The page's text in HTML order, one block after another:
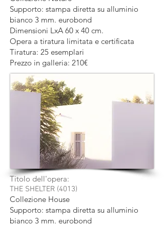
Supporto: stampa diretta su alluminio
bianco 3 mm. eurobond
Dimensioni LxA 60 x 40 cm.
Opera a tiratura limitata e certificata
Tiratura: 25 esemplari
Prezzo in galleria: 210€
Titolo dell'opera:
THE SHELTER (4013)
Collezione House
Supporto: stampa diretta su alluminio
bianco 3 mm. eurobond